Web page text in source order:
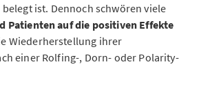
ist. Dennoch schwören viele
Patienten auf die positiven Effekte
Wiederherstellung ihrer
einer Rolfing-, Dorn- oder Polarity-